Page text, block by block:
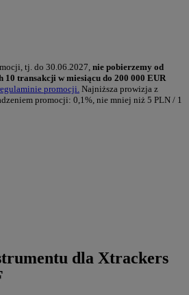
tj. do 30.06.2027, nie pobierzemy od
transakcji w miesiącu do 200 000 EUR
promocji. Najniższa prowizja z
promocji: 0,1%, nie mniej niż 5 PLN / 1
dla Xtrackers